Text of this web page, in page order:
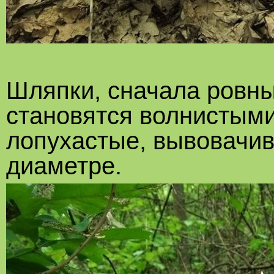
Шляпки, сначала
становятся
лопухастые,
диаметре.